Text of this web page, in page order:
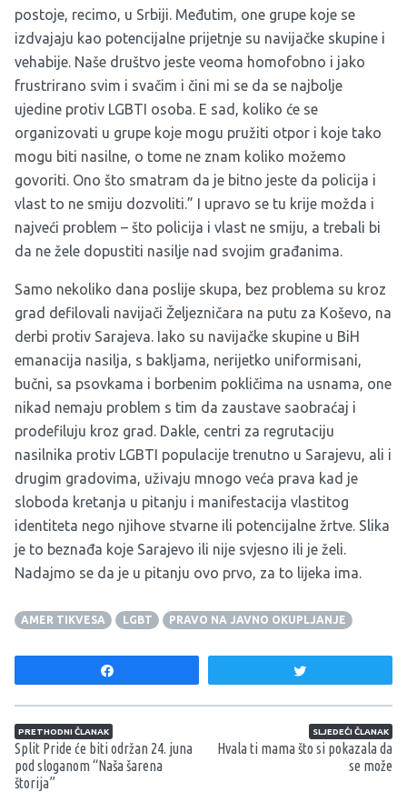
postoje, recimo, u Srbiji. Međutim, one grupe koje se
izdvajaju kao potencijalne prijetnje su navijačke skupine i
vehabije. Naše društvo jeste veoma homofobno i jako
frustrirano svim i svačim i čini mi se da se najbolje
ujedine protiv LGBTI osoba. E sad, koliko će se
organizovati u grupe koje mogu pružiti otpor i koje tako
mogu biti nasilne, o tome ne znam koliko možemo
govoriti. Ono što smatram da je bitno jeste da policija i
vlast to ne smiju dozvoliti.” I upravo se tu krije možda i
najveći problem – što policija i vlast ne smiju, a trebali bi
da ne žele dopustiti nasilje nad svojim građanima.
Samo nekoliko dana poslije skupa, bez problema su kroz
grad defilovali navijači Željezničara na putu za Koševo, na
derbi protiv Sarajeva. Iako su navijačke skupine u BiH
emanacija nasilja, s bakljama, nerijetko uniformisani,
bučni, sa psovkama i borbenim pokličima na usnama, one
nikad nemaju problem s tim da zaustave saobraćaj i
prodefiluju kroz grad. Dakle, centri za regrutaciju
nasilnika protiv LGBTI populacije trenutno u Sarajevu, ali i
drugim gradovima, uživaju mnogo veća prava kad je
sloboda kretanja u pitanju i manifestacija vlastitog
identiteta nego njihove stvarne ili potencijalne žrtve. Slika
je to beznađa koje Sarajevo ili nije svjesno ili je želi.
Nadajmo se da je u pitanju ovo prvo, za to lijeka ima.
AMER TIKVESA LGBT PRAVO NA JAVNO OKUPLJANJE
Navigacija članaka
PRETHODNI ČLANAK
Split Pride će biti održan 24. juna
pod sloganom “Naša šarena
štorija”
SLJEDEĆI ČLANAK
Hvala ti mama što si pokazala da
se može